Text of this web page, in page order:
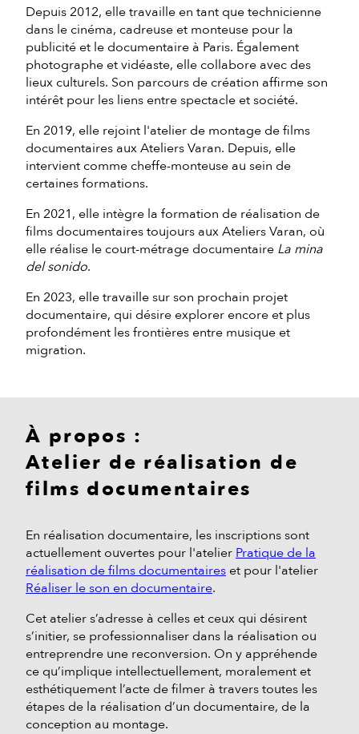
Depuis 2012, elle travaille en tant que technicienne
dans le cinéma, cadreuse et monteuse pour la
publicité et le documentaire à Paris. Également
photographe et vidéaste, elle collabore avec des
lieux culturels. Son parcours de création affirme son
intérêt pour les liens entre spectacle et société.
En 2019, elle rejoint l'atelier de montage de films
documentaires aux Ateliers Varan. Depuis, elle
intervient comme cheffe-monteuse au sein de
certaines formations.
En 2021, elle intègre la formation de réalisation de
films documentaires toujours aux Ateliers Varan, où
elle réalise le court-métrage documentaire La mina
del sonido.
En 2023, elle travaille sur son prochain projet
documentaire, qui désire explorer encore et plus
profondément les frontières entre musique et
migration.
À propos :
Atelier de réalisation de
films documentaires
En réalisation documentaire, les inscriptions sont
actuellement ouvertes pour l'atelier Pratique de la
réalisation de films documentaires et pour l'atelier
Réaliser le son en documentaire.
Cet atelier s’adresse à celles et ceux qui désirent
s’initier, se professionnaliser dans la réalisation ou
entreprendre une reconversion. On y appréhende
ce qu’implique intellectuellement, moralement et
esthétiquement l’acte de filmer à travers toutes les
étapes de la réalisation d’un documentaire, de la
conception au montage.